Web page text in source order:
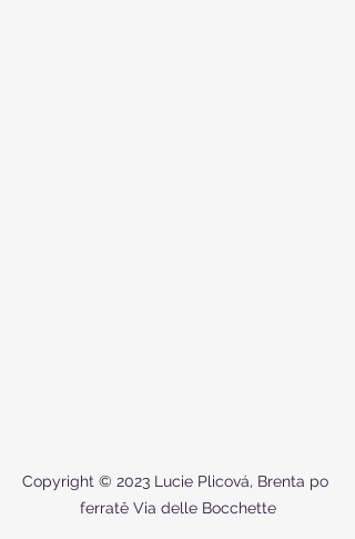
Copyright © 2023 Lucie Plicová, Brenta po
ferratě Via delle Bocchette